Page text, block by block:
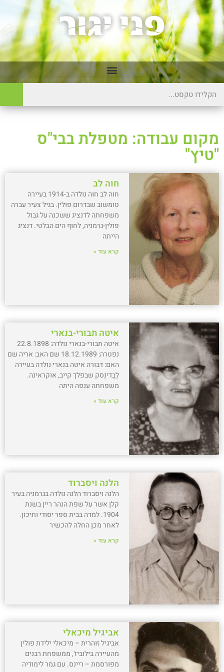
מקום עבודה: מטפלת בבי"ס
"טיץ"
חוה לב
חוה לב חוה נולדה ב-1914 בעיירה
טומשוב שבדרום פולין. בגיל צעיר עברה
משפחתה לדנציג ששכנה על גבול
פולין-גרמניה, לחוף הים הבלטי. דנציג
הייתה
קרא עוד »
איטה תבורי-בנארי
איטה תבורי-בנארי נולדה: 22.8.1898
נפטרה: 18.12.1989 שם האב: אריה שם
האם: דבורה איטה בנארי נולדה בעיירה
לֶבֶדינְסק שבפלך קייב, אוקראינה.
משפחתה ענפה היתה
קרא עוד »
הלנה ויסברוד
הלנה ויסברוד הלנה נולדה בגרמניה בעיר
קלן אשר על שפת הנהר ריין בשנת
1904. למדה בבית ספר יסודי ותיכון.
לאחר מכן החלה להכשיר
קרא עוד »
אביגיל מיכאלי
אביגיל זוהרית – מיכאלי ילידת פולין
מהעיירה בילוביז', ממשפחת רבנים
מפורסמת – ריינס. עם גמר לימודיה